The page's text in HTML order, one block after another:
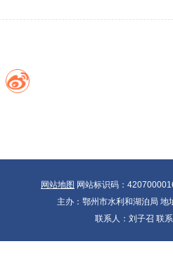
网站地图 网站标识码：
主办：鄂州市水利和湖泊局
联系人：刘子召 联